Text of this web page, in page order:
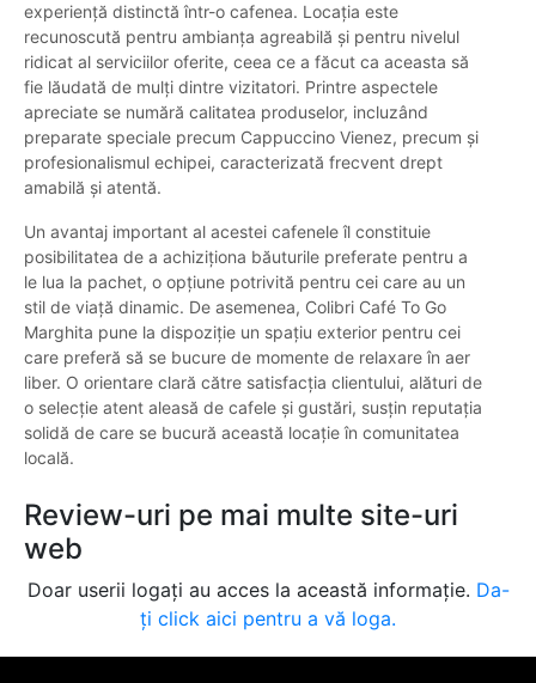
experiență distinctă într-o cafenea. Locația este
recunoscută pentru ambianța agreabilă și pentru nivelul
ridicat al serviciilor oferite, ceea ce a făcut ca aceasta să
fie lăudată de mulți dintre vizitatori. Printre aspectele
apreciate se numără calitatea produselor, incluzând
preparate speciale precum Cappuccino Vienez, precum și
profesionalismul echipei, caracterizată frecvent drept
amabilă și atentă.
Un avantaj important al acestei cafenele îl constituie
posibilitatea de a achiziționa băuturile preferate pentru a
le lua la pachet, o opțiune potrivită pentru cei care au un
stil de viață dinamic. De asemenea, Colibri Café To Go
Marghita pune la dispoziție un spațiu exterior pentru cei
care preferă să se bucure de momente de relaxare în aer
liber. O orientare clară către satisfacția clientului, alături de
o selecție atent aleasă de cafele și gustări, susțin reputația
solidă de care se bucură această locație în comunitatea
locală.
Review-uri pe mai multe site-uri
web
Doar userii logați au acces la această informație. Da-
ți click aici pentru a vă loga.